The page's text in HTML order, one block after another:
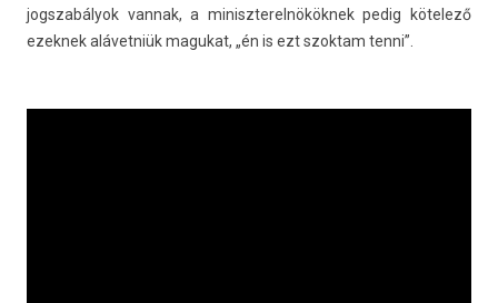
jogszabályok van­nak, a miniszterel­nökök­nek pedig kötelező
ezek­nek alávetniük magukat, „én is ezt szok­tam tenni”.